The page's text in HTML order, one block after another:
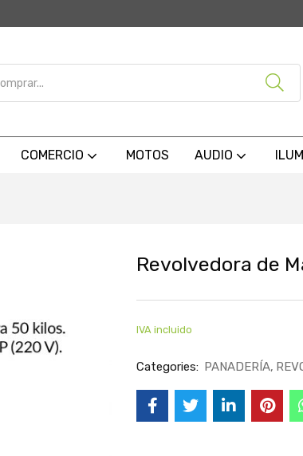
COMERCIO MOTOS AUDIO
Revolvedora de
IVA incluido
Categories: PANADERÍA